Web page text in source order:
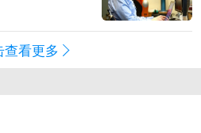
查看更多